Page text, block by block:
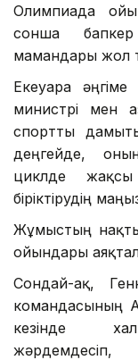
Олимпиада
сонша
мамандары жол
Екеуара
министрі мен
спортты
деңгейде,
циклде
біріктірудің
Жұмыстың
ойындары
Сондай-ақ,
командасының
кезінде